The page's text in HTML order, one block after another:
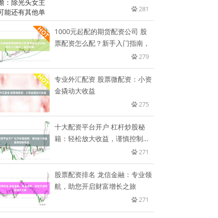
281
1000元起配的期货配资公司 股
票配资怎么配？新手入门指南，
279
专业外汇配资 股票微配资：小资
金撬动大收益
275
十大配资平台开户 杠杆炒股秘
籍：轻松放大收益，谨慎控制风
271
股票配资排名 龙信金融：专业领
航，助您开启财富增长之旅
271